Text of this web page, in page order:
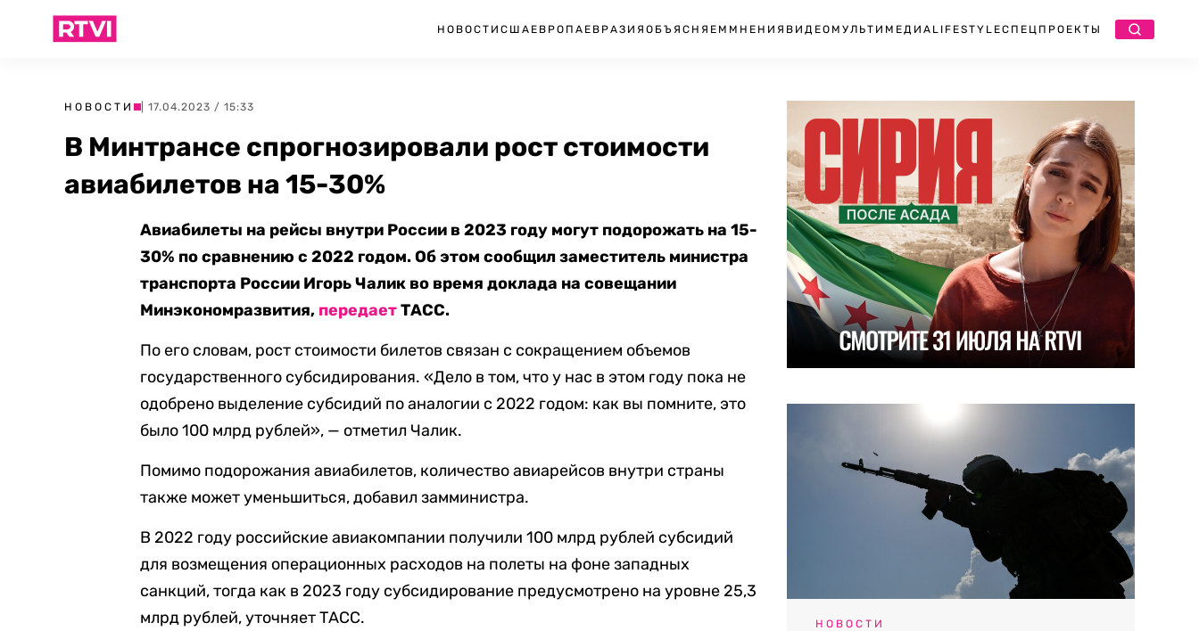
НОВОСТИ США ЕВРОПА ЕВРАЗИЯ ОБЪЯСНЯЕМ МНЕНИЯ ВИДЕО МУЛЬТИМЕДИА LIFESTYLEСПЕЦПРОЕКТЫ
НОВОСТИ | 17.04.2023 / 15:33
В Минтрансе спрогнозировали рост стоимости
авиабилетов на 15-30%
Авиабилеты на рейсы внутри России в 2023 году могут подорожать на 15-
30% по сравнению с 2022 годом. Об этом сообщил заместитель министра
транспорта России Игорь Чалик во время доклада на совещании
Минэкономразвития, передаетТАСС.
По его словам, рост стоимости билетов связан с сокращением объемов
государственного субсидирования. «Дело в том, что у нас в этом году пока не
одобрено выделение субсидий по аналогии с 2022 годом: как вы помните, это
было 100 млрд рублей», — отметил Чалик.
Помимо подорожания авиабилетов, количество авиарейсов внутри страны
также может уменьшиться, добавил замминистра.
В 2022 году российские авиакомпании получили 100 млрд рублей субсидий
для возмещения операционных расходов на полеты на фоне западных
санкций, тогда как в 2023 году субсидирование предусмотрено на уровне 25,3
млрд рублей, уточняет ТАСС.
НОВОСТИ